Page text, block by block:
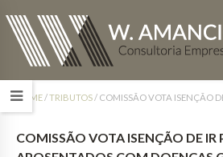
HOME/TRIBUTOS/ COMISSÃO VOTA ISENÇÃO
COMISSÃO VOTA ISENÇÃO DE IR